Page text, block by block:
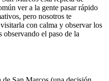
ver a la gente pasar rápido
pero nosotros te
con calma y observar los
observando el paso de la